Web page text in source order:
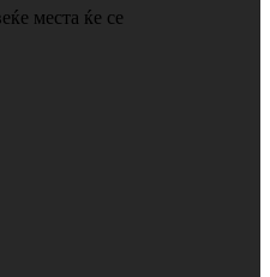
места ќе се